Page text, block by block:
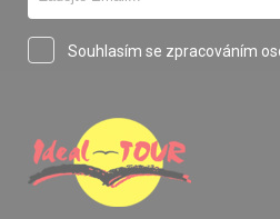
Souhlasím se zpracováním